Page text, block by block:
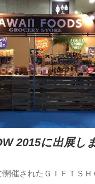
2015に出展し
催されたＧＩＦＴＳＨ